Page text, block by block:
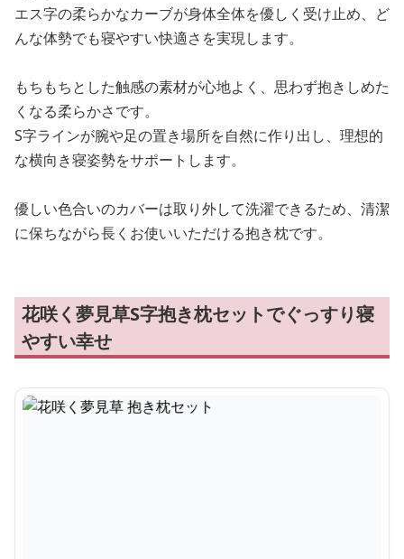
エス字の柔らかなカーブが身体全体を優しく受け止め、ど
んな体勢でも寝やすい快適さを実現します。
もちもちとした触感の素材が心地よく、思わず抱きしめた
くなる柔らかさです。
S字ラインが腕や足の置き場所を自然に作り出し、理想的
な横向き寝姿勢をサポートします。
優しい色合いのカバーは取り外して洗濯できるため、清潔
に保ちながら長くお使いいただける抱き枕です。
花咲く夢見草S字抱き枕セットでぐっすり寝
やすい幸せ